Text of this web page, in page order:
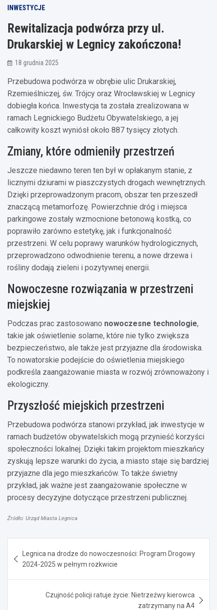
INWESTYCJE
Rewitalizacja podwórza przy ul.
Drukarskiej w Legnicy zakończona!
18 grudnia 2025
Przebudowa podwórza w obrębie ulic Drukarskiej,
Rzemieślniczej, św. Trójcy oraz Wrocławskiej w Legnicy
dobiegła końca. Inwestycja ta została zrealizowana w
ramach Legnickiego Budżetu Obywatelskiego, a jej
całkowity koszt wyniósł około 887 tysięcy złotych.
Zmiany, które odmieniły przestrzeń
Jeszcze niedawno teren ten był w opłakanym stanie, z
licznymi dziurami w piaszczystych drogach wewnętrznych.
Dzięki przeprowadzonym pracom, obszar ten przeszedł
znaczącą metamorfozę. Powierzchnie dróg i miejsca
parkingowe zostały wzmocnione betonową kostką, co
poprawiło zarówno estetykę, jak i funkcjonalność
przestrzeni. W celu poprawy warunków hydrologicznych,
przeprowadzono odwodnienie terenu, a nowe drzewa i
rośliny dodają zieleni i pozytywnej energii.
Nowoczesne rozwiązania w przestrzeni
miejskiej
Podczas prac zastosowano nowoczesne technologie,
takie jak oświetlenie solarne, które nie tylko zwiększa
bezpieczeństwo, ale także jest przyjazne dla środowiska.
To nowatorskie podejście do oświetlenia miejskiego
podkreśla zaangażowanie miasta w rozwój zrównoważony i
ekologiczny.
Przyszłość miejskich przestrzeni
Przebudowa podwórza stanowi przykład, jak inwestycje w
ramach budżetów obywatelskich mogą przynieść korzyści
społeczności lokalnej. Dzięki takim projektom mieszkańcy
zyskują lepsze warunki do życia, a miasto staje się bardziej
przyjazne dla jego mieszkańców. To także świetny
przykład, jak ważne jest zaangażowanie społeczne w
procesy decyzyjne dotyczące przestrzeni publicznej.
Źródło: Urząd Miasta Legnica
wpisuLegnica na drodze do nowoczesności: Program Drogowy
2024-2025 w pełnym rozkwicie
Czujność policji ratuje życie: Nietrzeźwy kierowca
zatrzymany na A4